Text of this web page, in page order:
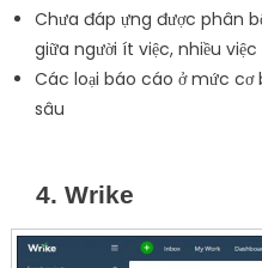
Chưa đáp ựng được phân
giữa người ít việc, nhiều việc
Các loại báo cáo ở mức
sâu
4. Wrike